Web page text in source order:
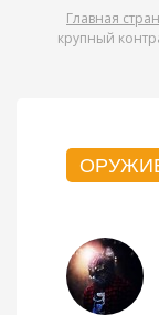
Главная
крупный